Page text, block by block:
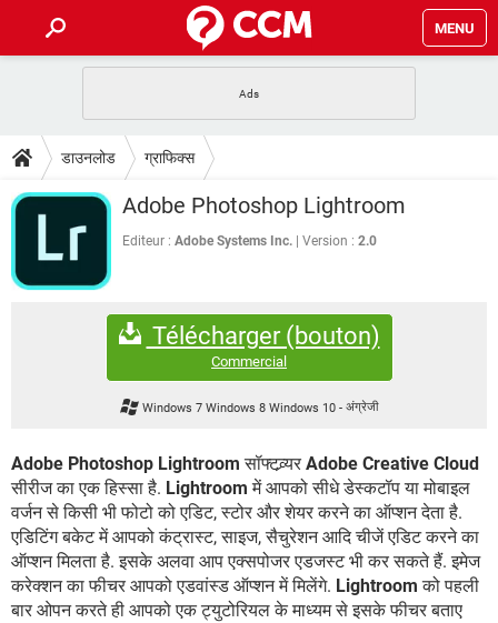
MENU
फोन पर अकाउंट बैलेंस चेक
WhatsApp Hack हो गया? Lucky Patcher यूज करें
टेक-स्पेशल
2020 के फ्री एंटीवायरस
डाउनलोड
PUBG Mobile
WhatsRemoved+
FORUM
SBI बैंक अकाउंट नंबर पता करें
एनसाइक्लोपीडिया
कंप्यूटर बस
डाउनलोड ग्राफिक्स
Adobe Photoshop Lightroom
Editeur : Adobe Systems Inc. Version : 2.0
Télécharger (bouton)
Commercial
Windows 7 Windows 8 Windows 10-अंग्रेजी
Adobe Photoshop Lightroom सॉफ्टव्र्यर Adobe Creative Cloud
सीरीज का एक हिस्सा है. Lightroom में आपको सीधे डेस्कटॉप या मोबाइल
वर्जन से किसी भी फोटो को एडिट, स्टोर और शेयर करने का ऑप्शन देता है.
एडिटिंग बकेट में आपको कंट्रास्ट, साइज, सैचुरेशन आदि चीजें एडिट करने का
ऑप्शन मिलता है. इसके अलवा आप एक्सपोजर एडजस्ट भी कर सकते हैं. इमेज
करेक्शन का फीचर आपको एडवांस्ड ऑप्शन में मिलेंगे. Lightroom को पहली
बार ओपन करते ही आपको एक ट्युटोरियल के माध्यम से इसके फीचर बताए